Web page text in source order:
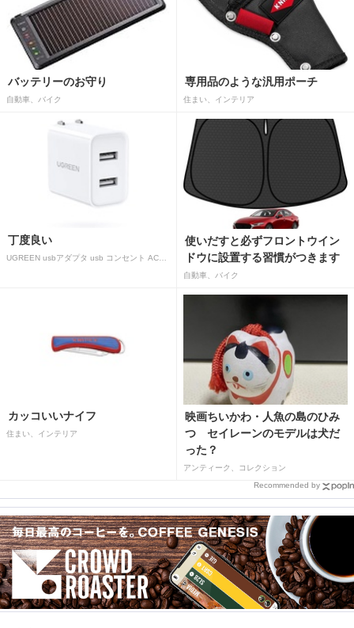
バッテリーのお守り
自動車、バイク
専用品のような汎用ポーチ
住まい、インテリア
丁度良い
UGREEN usbアダプタ usb コンセント AC式充電器 3.1A PSE認証済み 折りたたみ式プラグ 2ポート
使いだすと必ずフロントウイン
ドウに設置する習慣がつきます
自動車、バイク
カッコいいナイフ
住まい、インテリア
映画ちいかわ・人魚の島のひみ
つ セイレーンのモデルは犬だ
った？
アンティーク、コレクション
Recommended by